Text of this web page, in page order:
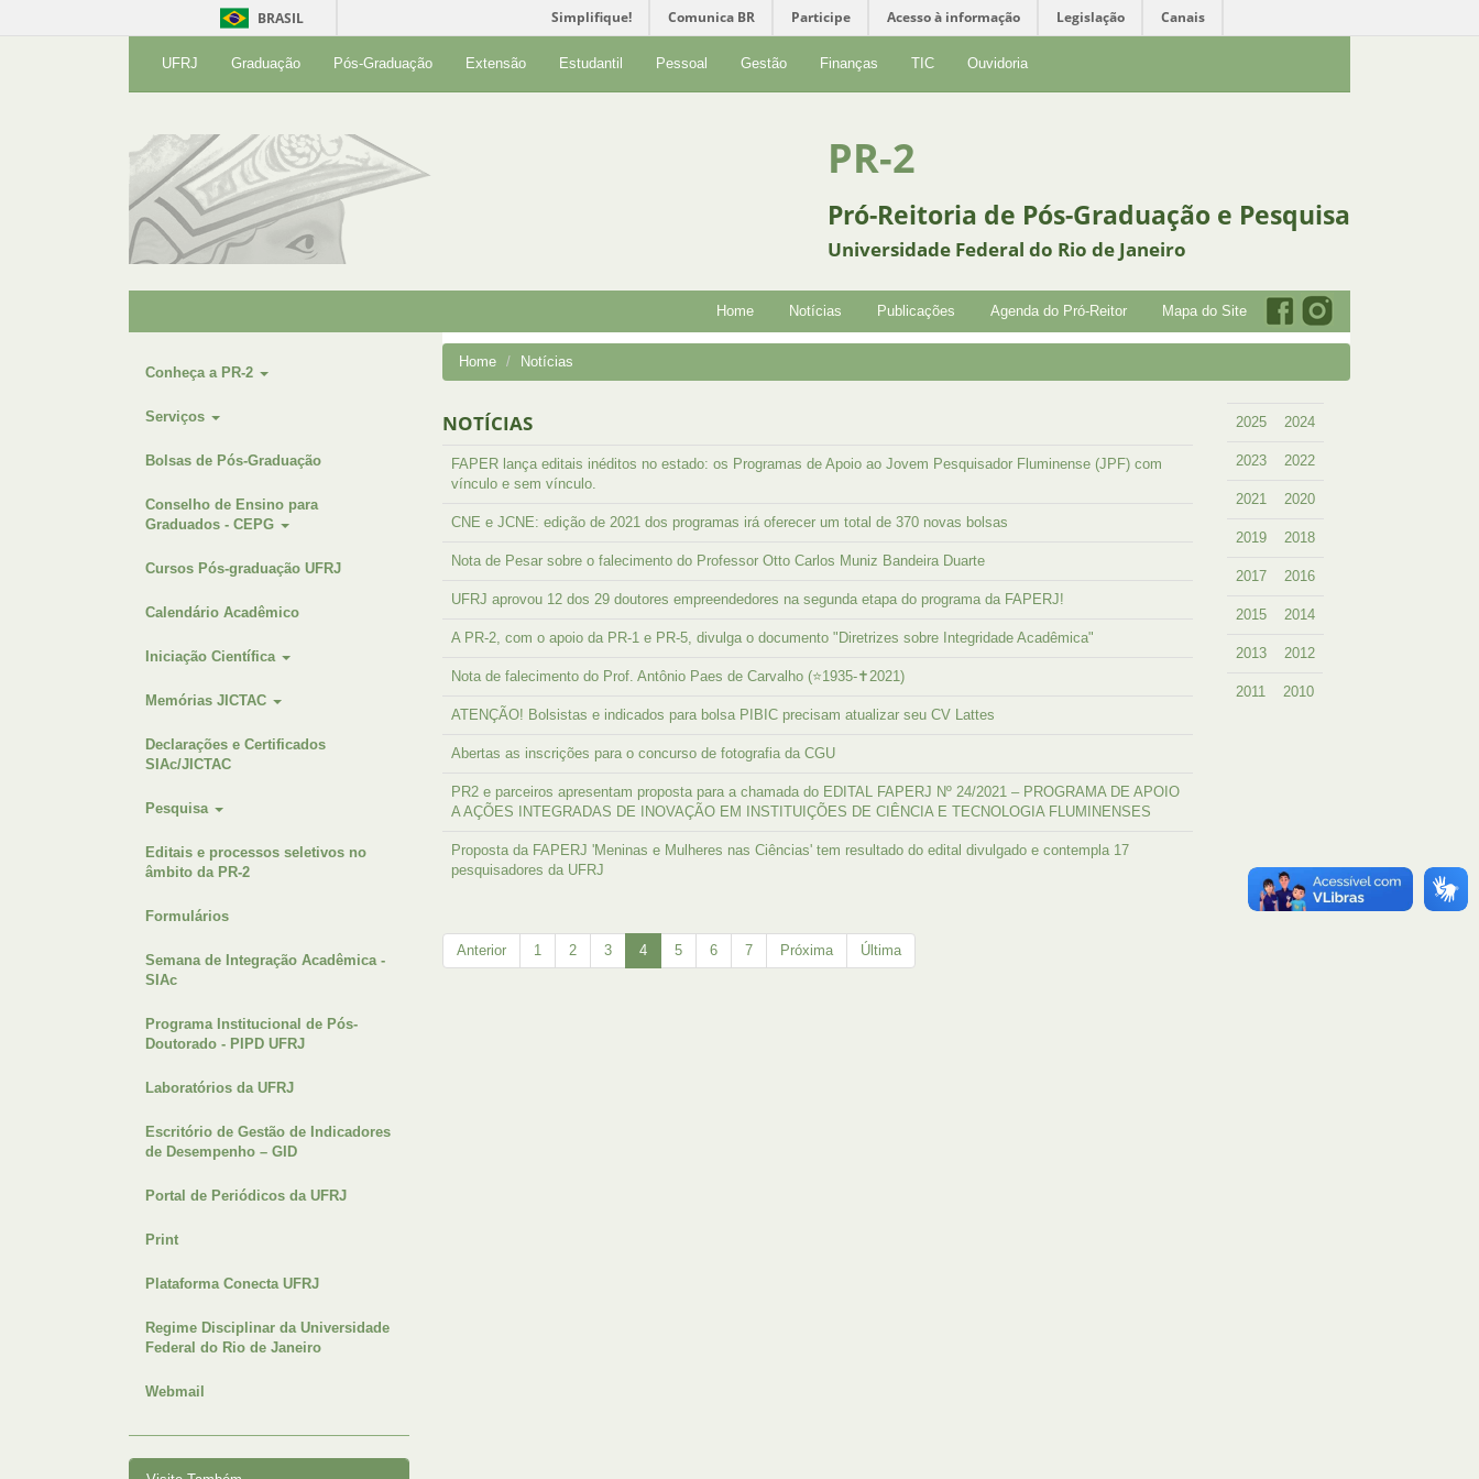
BRASIL Simplifique! Comunica BR Participe Acesso à informação Legislação Canais
UFRJ Graduação Pós-Graduação Extensão Estudantil Pessoal Gestão Finanças TIC Ouvidoria
PR-2
Pró-Reitoria de Pós-Graduação e Pesquisa
Universidade Federal do Rio de Janeiro
Home Notícias Publicações Agenda do Pró-Reitor Mapa do Site
Conheça a PR-2
Serviços
Bolsas de Pós-Graduação
Conselho de Ensino para
Graduados - CEPG
Cursos Pós-graduação UFRJ
Calendário Acadêmico
Iniciação Científica
Memórias JICTAC
Declarações e Certificados
SIAc/JICTAC
Pesquisa
Editais e processos seletivos no
âmbito da PR-2
Formulários
Semana de Integração Acadêmica -
SIAc
Programa Institucional de Pós-
Doutorado - PIPD UFRJ
Laboratórios da UFRJ
Escritório de Gestão de Indicadores
de Desempenho – GID
Portal de Periódicos da UFRJ
Print
Plataforma Conecta UFRJ
Regime Disciplinar da Universidade
Federal do Rio de Janeiro
Webmail
Home Notícias
NOTÍCIAS
FAPER lança editais inéditos no estado: os Programas de Apoio ao Jovem Pesquisador Fluminense (JPF) com
vínculo e sem vínculo.
CNE e JCNE: edição de 2021 dos programas irá oferecer um total de 370 novas bolsas
Nota de Pesar sobre o falecimento do Professor Otto Carlos Muniz Bandeira Duarte
UFRJ aprovou 12 dos 29 doutores empreendedores na segunda etapa do programa da FAPERJ!
A PR-2, com o apoio da PR-1 e PR-5, divulga o documento "Diretrizes sobre Integridade Acadêmica"
Nota de falecimento do Prof. Antônio Paes de Carvalho (⭐1935-✝️2021)
ATENÇÃO! Bolsistas e indicados para bolsa PIBIC precisam atualizar seu CV Lattes
Abertas as inscrições para o concurso de fotografia da CGU
PR2 e parceiros apresentam proposta para a chamada do EDITAL FAPERJ Nº 24/2021 – PROGRAMA DE APOIO
A AÇÕES INTEGRADAS DE INOVAÇÃO EM INSTITUIÇÕES DE CIÊNCIA E TECNOLOGIA FLUMINENSES
Proposta da FAPERJ 'Meninas e Mulheres nas Ciências' tem resultado do edital divulgado e contempla 17
pesquisadores da UFRJ
2025 2024
2023 2022
2021 2020
2019 2018
2017 2016
2015 2014
2013 2012
2011 2010
Anterior 1 2 3 4 5 6 7 Próxima Última